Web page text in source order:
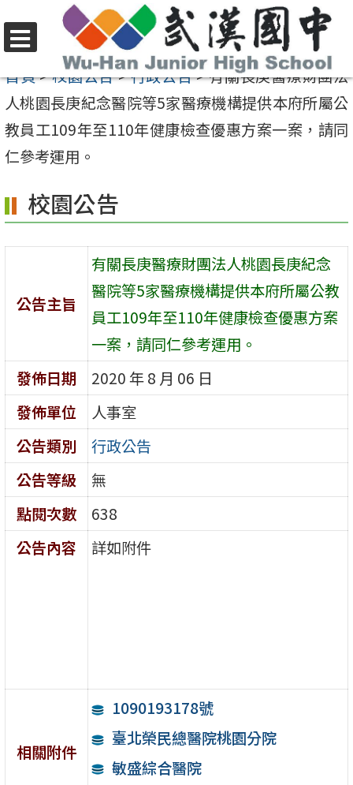
至
要
內
容
選
單
首頁>校園公告>行政公告>有關長庚醫療財團法
人桃園長庚紀念醫院等5家醫療機構提供本府所屬公
教員工109年至110年健康檢查優惠方案一案，請同
仁參考運用。
校園公告
公告主旨
有關長庚醫療財團法人桃園長庚紀念
醫院等5家醫療機構提供本府所屬公教
員工109年至110年健康檢查優惠方案
一案，請同仁參考運用。
發佈日期
2020 年 8 月 06 日
發佈單位
人事室
公告類別
行政公告
公告等級
無
點閱次數
638
公告內容
詳如附件
相關附件
1090193178號
臺北榮民總醫院桃園分院
敏盛綜合醫院